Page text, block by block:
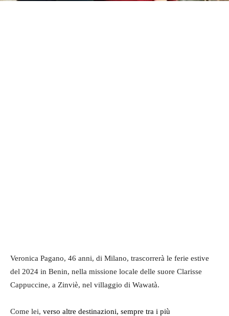
Veronica Pagano, 46 anni, di Milano, trascorrerà le ferie estive
del 2024 in Benin, nella missione locale delle suore Clarisse
Cappuccine, a Zinviè, nel villaggio di Wawatà.
Come lei, verso altre destinazioni, sempre tra i più